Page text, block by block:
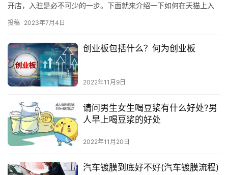
开店，入驻是必不可少的一步。下面就来介绍一下如何在天猫上入
的…
投稿 2023年7月4日
创业板包括什么？何为创业板
2022年11月9日
请问男生女生喝豆浆有什么好处?男
人早上喝豆浆的好处
2022年11月20日
汽车镀膜到底好不好(汽车镀膜流程)